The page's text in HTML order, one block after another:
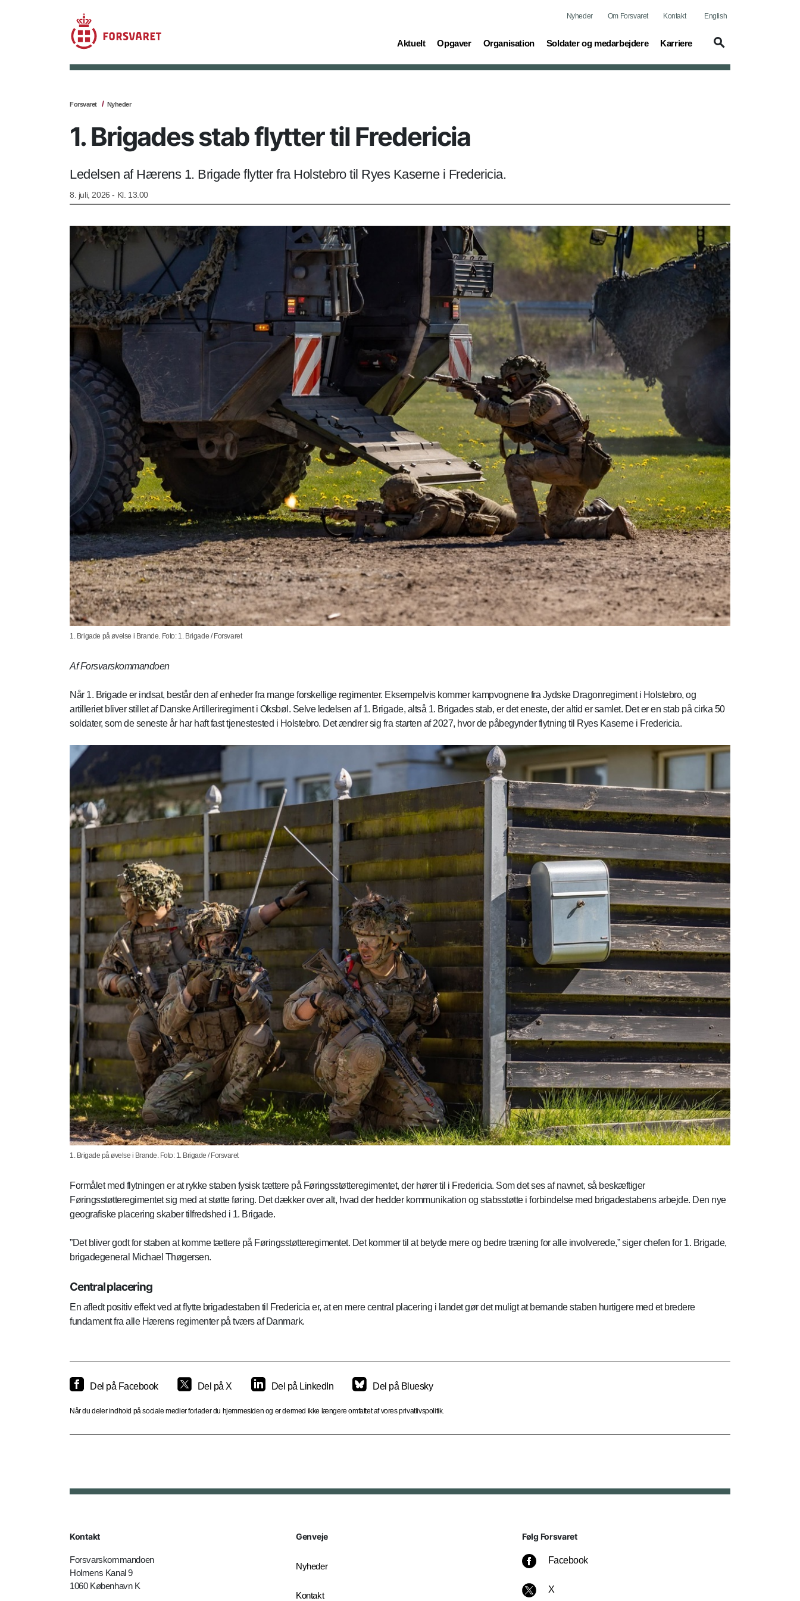
Nyheder Om Forsvaret Kontakt English
Aktuelt
(current) Opgaver
(current) Organisation
(current) Soldater og medarbejdere
(current) Karriere
(current)
Forsvaret Nyheder
1. Brigades stab flytter til Fredericia
Ledelsen af Hærens 1. Brigade flytter fra Holstebro til Ryes Kaserne i Fredericia.
8. juli, 2026 - Kl. 13.00
1. Brigade på øvelse i Brande. Foto: 1. Brigade / Forsvaret
Af Forsvarskommandoen
Når 1. Brigade er indsat, består den af enheder fra mange forskellige regimenter. Eksempelvis kommer kampvognene fra Jydske Dragonregiment i Holstebro, og
artilleriet bliver stillet af Danske Artilleriregiment i Oksbøl. Selve ledelsen af 1. Brigade, altså 1. Brigades stab, er det eneste, der altid er samlet. Det er en stab på cirka 50
soldater, som de seneste år har haft fast tjenestested i Holstebro. Det ændrer sig fra starten af 2027, hvor de påbegynder flytning til Ryes Kaserne i Fredericia.
1. Brigade på øvelse i Brande. Foto: 1. Brigade / Forsvaret
Formålet med flytningen er at rykke staben fysisk tættere på Føringsstøtteregimentet, der hører til i Fredericia. Som det ses af navnet, så beskæftiger
Føringsstøtteregimentet sig med at støtte føring. Det dækker over alt, hvad der hedder kommunikation og stabsstøtte i forbindelse med brigadestabens arbejde. Den nye
geografiske placering skaber tilfredshed i 1. Brigade.
”Det bliver godt for staben at komme tættere på Føringsstøtteregimentet. Det kommer til at betyde mere og bedre træning for alle involverede,” siger chefen for 1. Brigade,
brigadegeneral Michael Thøgersen.
Central placering
En afledt positiv effekt ved at flytte brigadestaben til Fredericia er, at en mere central placering i landet gør det muligt at bemande staben hurtigere med et bredere
fundament fra alle Hærens regimenter på tværs af Danmark.
Del på Facebook Del på X Del på LinkedIn Del på Bluesky
Når du deler indhold på sociale medier forlader du hjemmesiden og er dermed ikke længere omfattet af vores privatlivspolitik.
Kontakt
Forsvarskommandoen
Holmens Kanal 9
1060 København K
Genveje
Nyheder
Kontakt
Følg Forsvaret
Facebook
X